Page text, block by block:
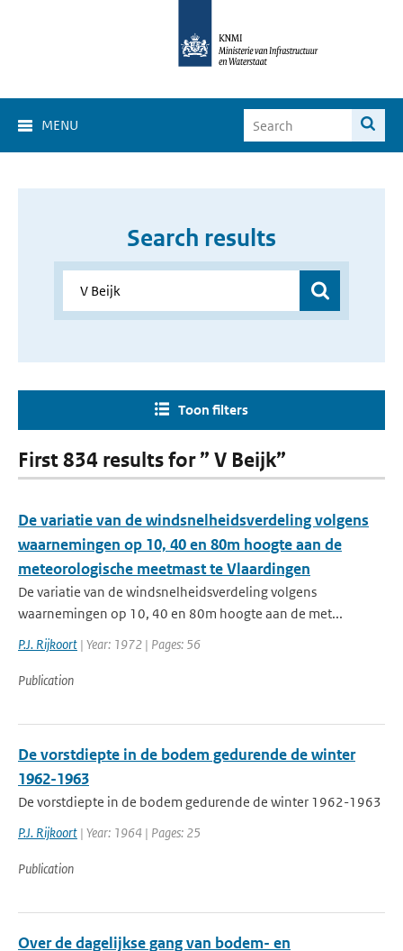
MENU
Search results
Toon filters
First 834 results for ” V Beijk”
De variatie van de windsnelheidsverdeling volgens
waarnemingen op 10, 40 en 80m hoogte aan de
meteorologische meetmast te Vlaardingen
De variatie van de windsnelheidsverdeling volgens
waarnemingen op 10, 40 en 80m hoogte aan de met...
P.J. Rijkoort | Year: 1972 | Pages: 56
Publication
De vorstdiepte in de bodem gedurende de winter
1962-1963
De vorstdiepte in de bodem gedurende de winter 1962-1963
P.J. Rijkoort | Year: 1964 | Pages: 25
Publication
Over de dagelijkse gang van bodem- en